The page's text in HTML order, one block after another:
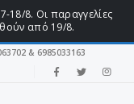
18/8. Οι παραγγελίες
από 19/8.
& 6985033163